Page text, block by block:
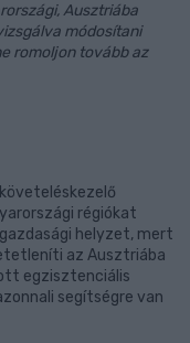
Ausztriába
módosítani
romoljon tovább az
régiókat
helyzet, mert
az Ausztriába
egzisztenciális
segítségre van